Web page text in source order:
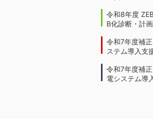
令和8年度
B化診断・計
令和7年度補
ステム導入支
令和7年度補
電システム導